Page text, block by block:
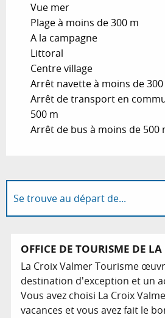
Vue mer
Plage à moins de 300 m
A la campagne
Littoral
Centre village
Arrêt navette à moins de
Arrêt de transport en
500 m
Arrêt de bus à moins de 500
Se trouve au départ de...
Se trouve à l'arrivée de...
OFFICE DE TOURISME DE
La Croix Valmer Tourisme
destination d'exception et un
Vous avez choisi La Croix
vacances et vous avez fait le